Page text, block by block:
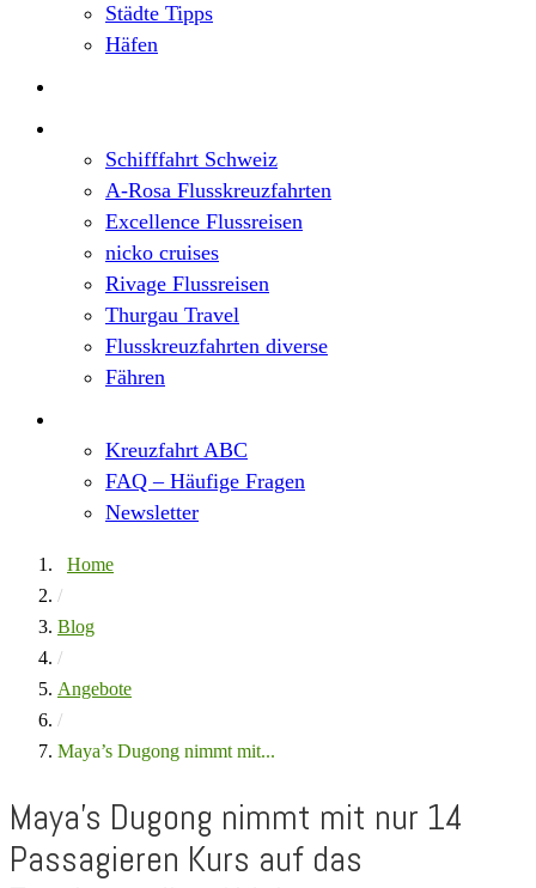
Städte Tipps
Häfen
Schifffahrt Schweiz
A-Rosa Flusskreuzfahrten
Excellence Flussreisen
nicko cruises
Rivage Flussreisen
Thurgau Travel
Flusskreuzfahrten diverse
Fähren
Kreuzfahrt ABC
FAQ – Häufige Fragen
Newsletter
Home
/
Blog
/
Angebote
/
Maya’s Dugong nimmt mit...
Maya’s Dugong nimmt mit nur 14
Passagieren Kurs auf das